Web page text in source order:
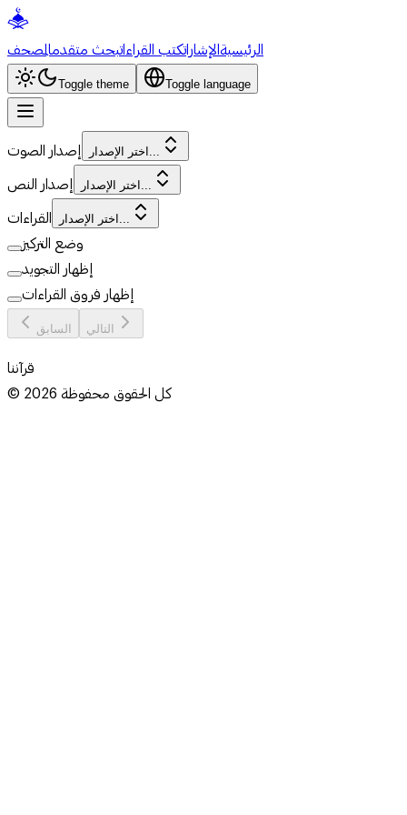
الرئيسيةالإشاراتكتب القراءاتبحث متقدمالمصحف
Toggle theme Toggle language
إصدار الصوت اختر الإصدار...
إصدار النص اختر الإصدار...
القراءات اختر الإصدار...
وضع التركيز
إظهار التجويد
إظهار فروق القراءات
السابق التالي
قرآننا
© 2026كل الحقوق محفوظة